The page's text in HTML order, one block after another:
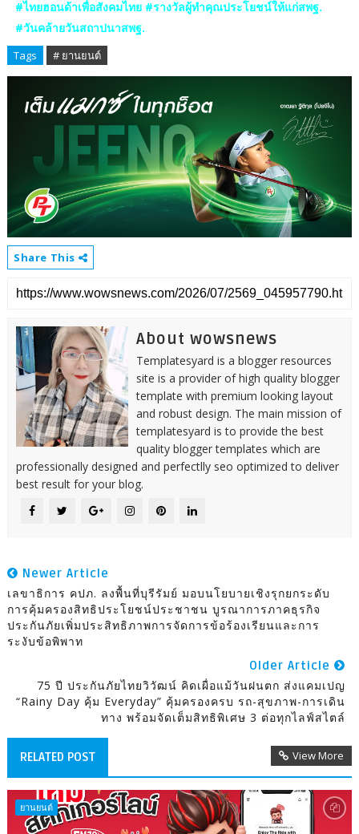
#ไทยฮอนด้าเพื่อสังคมไทย #รางวัลผู้ทำคุณประโยชน์ให้แก่สพฐ.
#วันคล้ายวันสถาปนาสพฐ.
Tags # ยานยนต์
Share This
About wowsnews
Templatesyard is a blogger resources
site is a provider of high quality blogger
template with premium looking layout
and robust design. The main mission of
templatesyard is to provide the best
quality blogger templates which are
professionally designed and perfectlly seo optimized to deliver
best result for your blog.
Newer Article
เลขาธิการ คปภ. ลงพื้นที่บุรีรัมย์ มอบนโยบายเชิงรุกยกระดับ
การคุ้มครองสิทธิประโยชน์ประชาชน บูรณาการภาคธุรกิจ
ประกันภัยเพิ่มประสิทธิภาพการจัดการข้อร้องเรียนและการ
ระงับข้อพิพาท
Older Article
75 ปี ประกันภัยไทยวิวัฒน์ คิดเผื่อแม้วันฝนตก ส่งแคมเปญ
“Rainy Day คุ้ม Everyday” คุ้มครองครบ รถ-สุขภาพ-การเดิน
ทาง พร้อมจัดเต็มสิทธิพิเศษ 3 ต่อทุกไลฟ์สไตล์
RELATED POST View More
ยานยนต์